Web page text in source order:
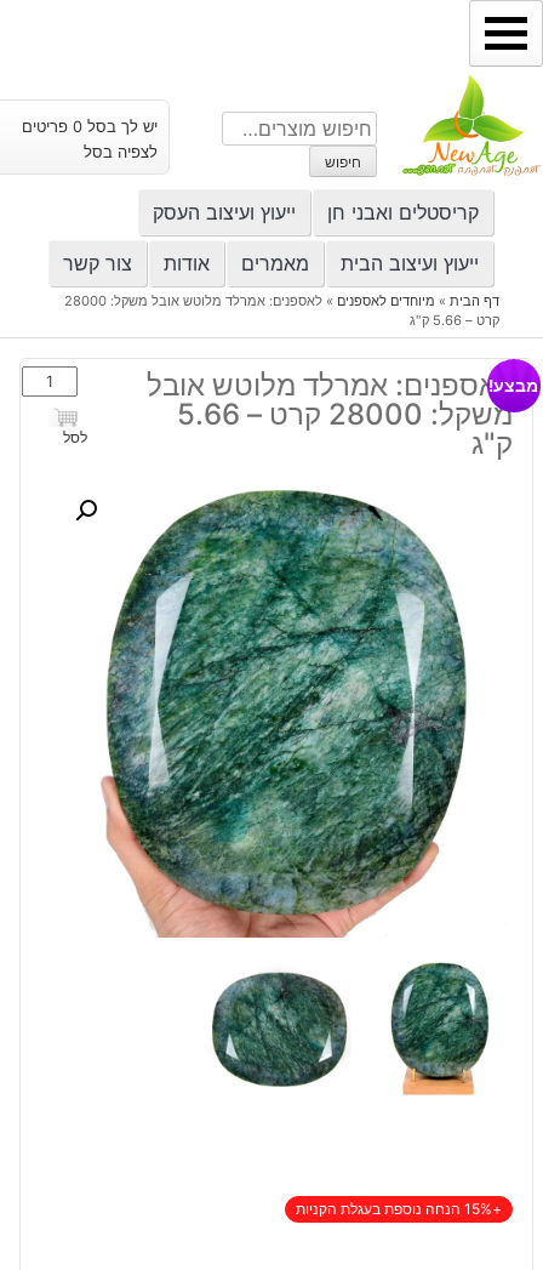
דילוג
לתוכן
חיפוש
עבור:
חיפוש
יש לך בסל 0 פריטים
לצפיה בסל
קריסטלים ואבני חן ייעוץ ועיצוב העסק
ייעוץ ועיצוב הבית מאמרים אודות צור קשר
דף הבית» מיוחדים לאספנים »
לאספנים: אמרלד מלוטש אובל משקל: 28000
קרט – 5.66 ק"ג
לאספנים: אמרלד מלוטש אובל
משקל: 28000 קרט – 5.66
ק"ג
כמות
של
לאספנים:
אובל
לסל
מבצע!
+15% הנחה נוספת בעגלת הקניות